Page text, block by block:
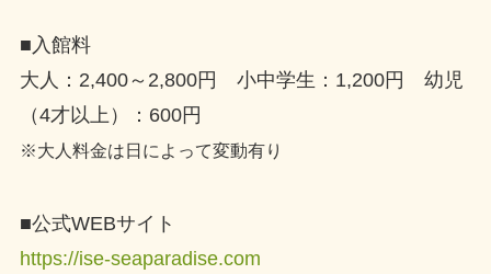
■入館料
大人：2,400～2,800円 小中学生：1,200円 幼児
（4才以上）：600円
※大人料金は日によって変動有り
■公式WEBサイト
https://ise-seaparadise.com